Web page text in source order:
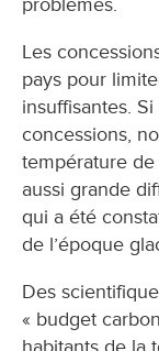
Les
pays pour
insuffisantes.
concessions,
température
aussi grande
qui a été
de l’époque
Des
« budget